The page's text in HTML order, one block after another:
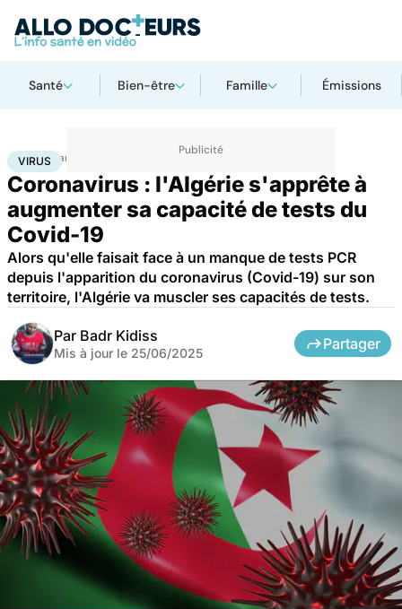
Santé Bien-être Famille Émissions
Accueil Santé Maladies infectieuses
VIRUS
Coronavirus : l'Algérie s'apprête à
augmenter sa capacité de tests du
Covid-19
Alors qu'elle faisait face à un manque de tests PCR
depuis l'apparition du coronavirus (Covid-19) sur son
territoire, l'Algérie va muscler ses capacités de tests.
Par Badr Kidiss
Mis à jour le 25/06/2025
Partager